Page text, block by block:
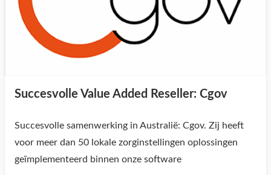
Succesvolle Value Added Reseller: Cgov
Succesvolle samenwerking in Australië: Cgov. Zij heeft
voor meer dan 50 lokale zorginstellingen oplossingen
geïmplementeerd binnen onze software